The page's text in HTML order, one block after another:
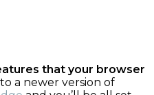
that your browser
a newer version of